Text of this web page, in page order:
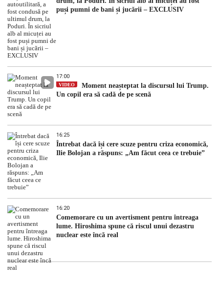
puși pumni de bani și jucării – EXCLUSIV
17:00
VIDEO
Moment neașteptat la discursul lui Trump.
Un copil era să cadă de pe scenă
16:25
Întrebat dacă își cere scuze pentru criza economică,
Ilie Bolojan a răspuns: „Am făcut ceea ce trebuie”
16:20
Comemorare cu un avertisment pentru întreaga
lume. Hiroshima spune că riscul unui dezastru
nuclear este încă real